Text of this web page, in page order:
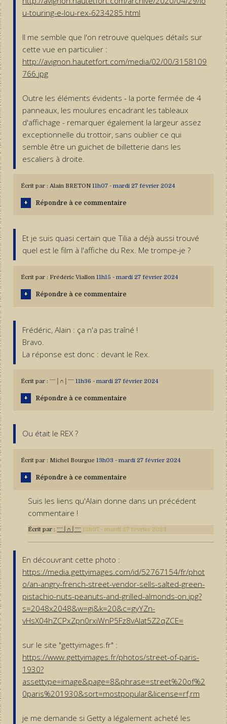
u-touring-e-lou-rex-6234285.html
Il me semble que l'on retrouve quelques détails sur
cette vue en particulier :
http://avignon.hautetfort.com/media/02/00/3158109
766.jpg
Outre les éléments évidents - la porte fermée de 4
panneaux, les moulures encadrant les tableaux
d'affichage - remarquer également la largeur assez
exceptionnelle du trottoir, sans oublier ce qui
semble être un guichet de billetterie dans les
escaliers à droite.
Écrit par : Alain BRETON 11h07- mardi 27 février 2024
Répondre à ce commentaire
Et je suis quasi certain que Tilia a déjà aussi trouvé
quel est le film à l'affiche du Rex. Me trompe-je ?
Écrit par : Frédéric Viallon 11h15 - mardi 27 février 2024
Répondre à ce commentaire
Frédéric, Alain : ça n'a pas traîné !
Bravo.
La réponse est donc : devant le Rex.
Écrit par : ˉˉˉ│∩│ˉˉˉ 11h36 - mardi 27 février 2024
Répondre à ce commentaire
Ou était le REX ?
Écrit par : Michel Bourgue 13h03 - mardi 27 février 2024
Répondre à ce commentaire
Suis les liens qu'Alain donne dans un précédent
commentaire !
Écrit par :ˉˉˉ│∩│ˉˉˉ 13h07 -mardi 27 février 2024
En découvrant cette photo :
https://media.gettyimages.com/id/52767154/fr/phot
o/an-angry-french-street-vendor-sells-salted-green-
pistachio-nuts-peanuts-and-grilled-almonds-on.jpg?
s=2048x2048&w=gi&k=20&c=gyYZn-
vHsX04hZCPxZpn0rxiWnP5Fz8vAlat5Z2qZCE=
sur le site "gettyimages.fr" :
https://www.gettyimages.fr/photos/street-of-paris-
1930?
assettype=image&page=8&phrase=street%20of%2
0paris%201930&sort=mostpopular&license=rf,rm
je me demande si Getty a légalement acheté les